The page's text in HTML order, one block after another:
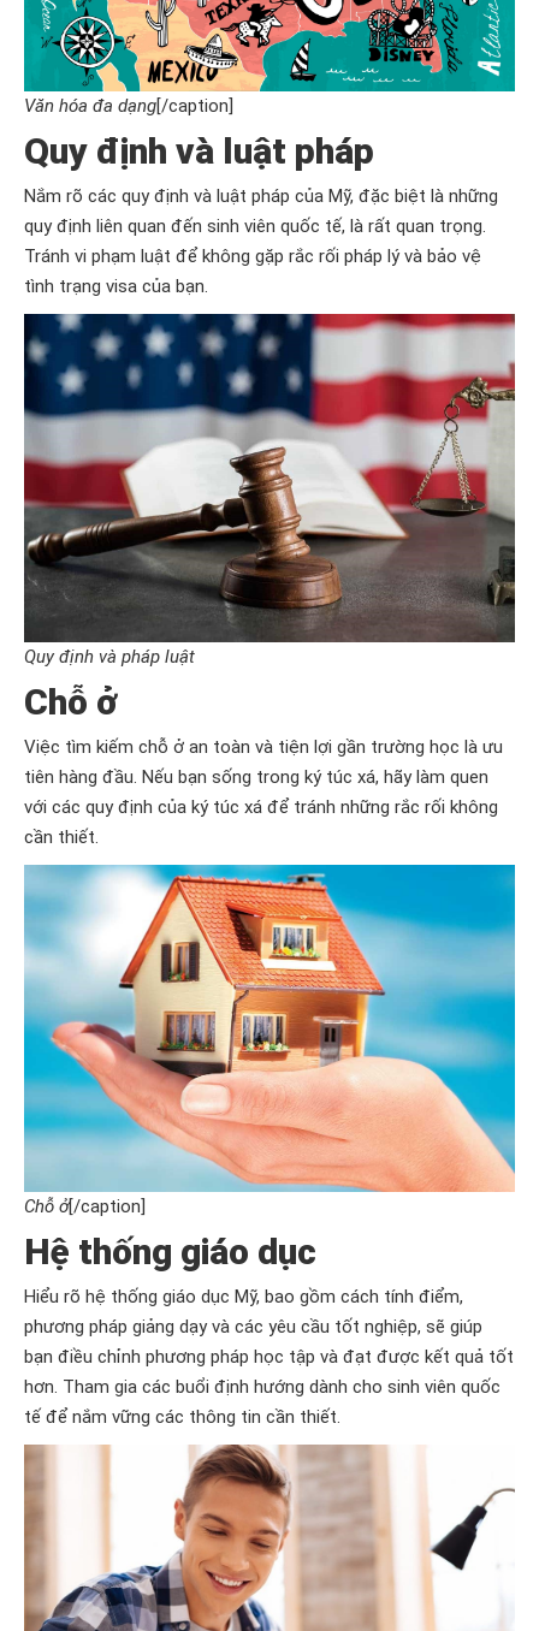
Văn hóa đa dạng[/caption]
Quy định và luật pháp
Nắm rõ các quy định và luật pháp của Mỹ, đặc biệt là những
quy định liên quan đến sinh viên quốc tế, là rất quan trọng.
Tránh vi phạm luật để không gặp rắc rối pháp lý và bảo vệ
tình trạng visa của bạn.
Quy định và pháp luật
Chỗ ở
Việc tìm kiếm chỗ ở an toàn và tiện lợi gần trường học là ưu
tiên hàng đầu. Nếu bạn sống trong ký túc xá, hãy làm quen
với các quy định của ký túc xá để tránh những rắc rối không
cần thiết.
Chỗ ở[/caption]
Hệ thống giáo dục
Hiểu rõ hệ thống giáo dục Mỹ, bao gồm cách tính điểm,
phương pháp giảng dạy và các yêu cầu tốt nghiệp, sẽ giúp
bạn điều chỉnh phương pháp học tập và đạt được kết quả tốt
hơn. Tham gia các buổi định hướng dành cho sinh viên quốc
tế để nắm vững các thông tin cần thiết.